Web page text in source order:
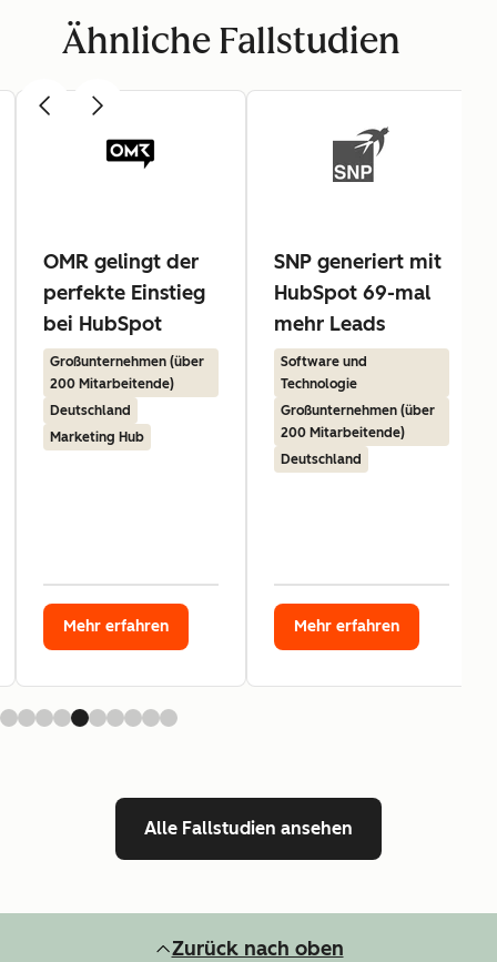
Ähnliche Fallstudien
OMR gelingt der
perfekte Einstieg
bei HubSpot
Großunternehmen (über
200 Mitarbeitende)
Deutschland
Marketing Hub
Mehr erfahren
SNP generiert mit
HubSpot 69-mal
mehr Leads
Software und
Technologie
Großunternehmen (über
200 Mitarbeitende)
Deutschland
Mehr erfahren
Alle Fallstudien ansehen
Zurück nach oben